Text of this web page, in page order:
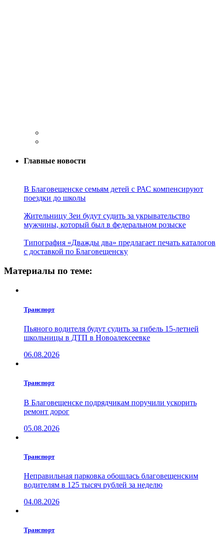
Главные новости
В Благовещенске семьям детей с РАС компенсируют
поездки до школы
Жительницу Зеи будут судить за укрывательство
мужчины, который был в федеральном розыске
Типография «Дважды два» предлагает печать каталогов
с доставкой по Благовещенску
Материалы по теме:
Транспорт
Пьяного водителя будут судить за гибель 15-летней
школьницы в ДТП в Новоалексеевке
06.08.2026
Транспорт
В Благовещенске подрядчикам поручили ускорить
ремонт дорог
05.08.2026
Транспорт
Неправильная парковка обошлась благовещенским
водителям в 125 тысяч рублей за неделю
04.08.2026
Транспорт